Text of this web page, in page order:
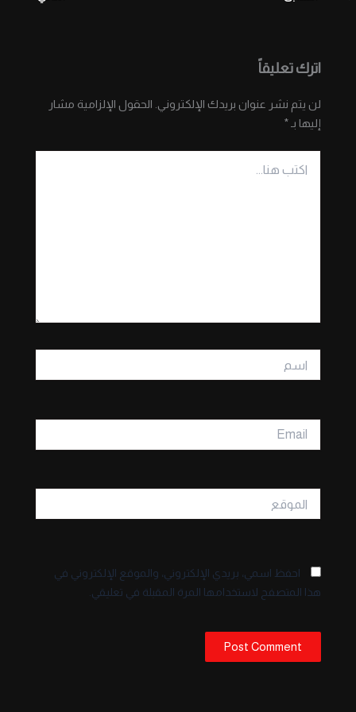
اترك تعليقاً
لن يتم نشر عنوان بريدك الإلكتروني. الحقول الإلزامية مشار
إليها بـ*
هنا...
احفظ اسمي، بريدي الإلكتروني، والموقع الإلكتروني في
هذا المتصفح لاستخدامها المرة المقبلة في تعليقي.